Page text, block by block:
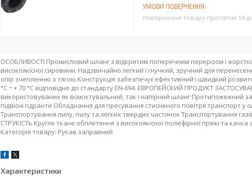
повернення товару протягом 14
ОСОБЛИВОСТІ Промисловий шланг з відкритим поперечним перерізом і
високоякісної сировини. Надзвичайно легкий і гнучкий, зручний для
опір зчепленню з тягою Конструкція забезпечує ефективний і швидкий
°C ÷ + 70 °C відповідно до стандарту EN-694. ЕВРОПЕЙСКИЙ ПРОДУКТ
використовуваних як всмоктувальний, так і напірний шланг Протипожежний
підвісні гідранти Обладнання для пресування стисненого повітря транспорт у
Транспортування пилу, пилу та легких твердих частинок Транспортування
СТРУКІСТЬ Кругле ткане обплетення з високоякісної поліефірної пряжі та качка з
Категорія товару: Рукав заправний
Характеристики